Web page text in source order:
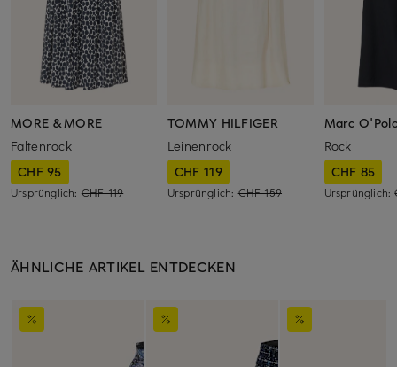
MORE & MORE
Faltenrock
CHF 95
Ursprünglich: CHF 119
TOMMY HILFIGER
Leinenrock
CHF 119
Ursprünglich:CHF 159
Marc
Rock
CHF 85
Ursprünglich:
ÄHNLICHE ARTIKEL ENTDECKEN